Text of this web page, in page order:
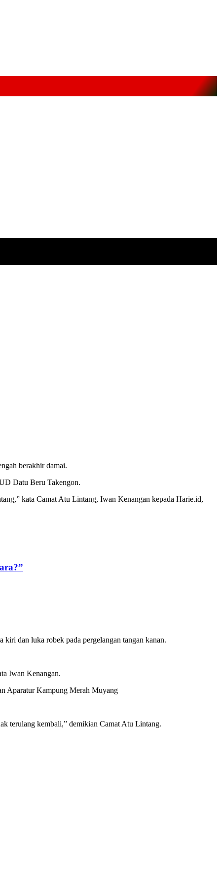
berakhir damai.
Datu Beru Takengon.
kata Camat Atu Lintang, Iwan Kenangan kepada Harie.id,
dan luka robek pada pergelangan tangan kanan.
Iwan Kenangan.
Aparatur Kampung Merah Muyang
terulang kembali,” demikian Camat Atu Lintang.